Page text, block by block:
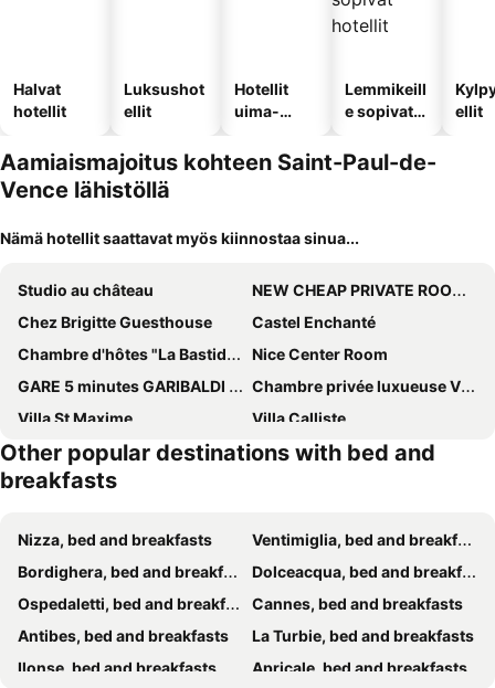
Halvat
hotellit
Luksushot
ellit
Hotellit
uima-
Lemmikeill
e sopivat
ellit
Aamiaismajoitus kohteen Saint-Paul-de-
Vence lähistöllä
Nämä hotellit saattavat myös kiinnostaa sinua...
Studio au château
NEW CHEAP PRIVATE ROOM, KITCHEN , OVERWIEUW sea,TRAM on spot, 12 minutes from nice train station with tram , beach in 17 min tram , CHAMBRE PRIVÉE pas
Chez Brigitte Guesthouse
Castel Enchanté
Chambre d'hôtes "La Bastide des Eucalyptus"
Nice Center Room
GARE 5 minutes GARIBALDI RÉPUBLIQUE chambre PRIVEE non FUMEUR pour voyageurs CALMES TRAM au pied de l'immeuble
Chambre privée luxueuse Villa Monte 0ropa
Villa St Maxime
Villa Calliste
Chambre et sa salle de bain privée cocooning labellisée
FONDATION CAB St-Paul-de-Vence
Maison Carles BnB
Les Muriers
La Bastide de Freinet
Villa Antoline
Villa Mon Rêve Apartements
Villa Kilauea B&B
Chambre Bed and Breakfast dans villa
Villa Le Port d'attache
Blue Dream Cannes Guest House
Villa Tricia Cannes
Other popular destinations with bed and
breakfasts
Nizza, bed and breakfasts
Ventimiglia, bed and breakfasts
Bordighera, bed and breakfasts
Dolceacqua, bed and breakfasts
Ospedaletti, bed and breakfasts
Cannes, bed and breakfasts
Antibes, bed and breakfasts
La Turbie, bed and breakfasts
Ilonse, bed and breakfasts
Apricale, bed and breakfasts